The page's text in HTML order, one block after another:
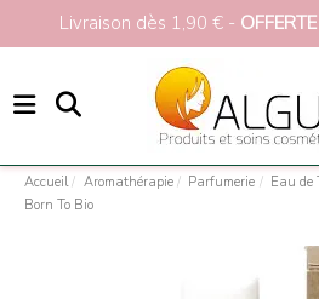
Livraison dès 1,90 € -
Accueil Aromathérapie Parfumerie
Eau de
Born To Bio